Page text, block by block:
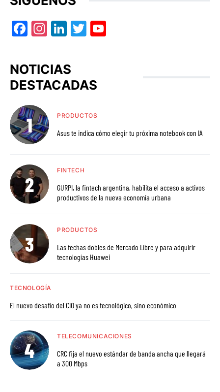
Facebook
Instagram
LinkedIn
Twitter
NOTICIAS
DESTACADAS
PRODUCTOS
Asus te indica cómo elegir tu próxima notebook con IA
FINTECH
GURPI, la fintech argentina, habilita el acceso a activos
productivos de la nueva economía urbana
PRODUCTOS
Las fechas dobles de Mercado Libre y para adquirir
tecnologías Huawei
TECNOLOGÍA
El nuevo desafío del CIO ya no es tecnológico, sino económico
TELECOMUNICACIONES
CRC fija el nuevo estándar de banda ancha que llegará
a 300 Mbps